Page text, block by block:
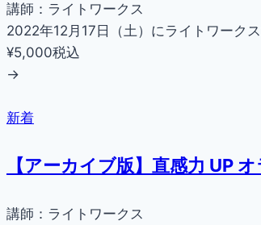
講師：ライトワークス
2022年12月17日（土）にライトワーク
¥5,000税込
→
新着
【アーカイブ版】直感力 UP
講師：ライトワークス